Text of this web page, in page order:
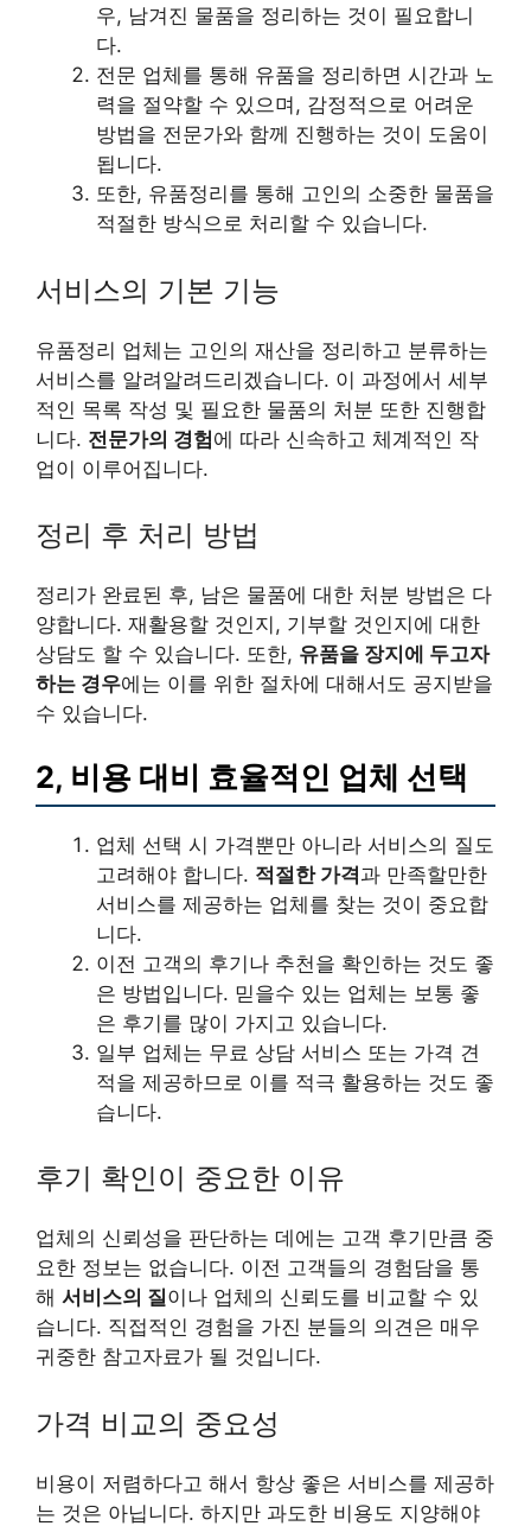
우, 남겨진 물품을 정리하는 것이 필요합니
다.
전문 업체를 통해 유품을 정리하면 시간과 노
력을 절약할 수 있으며, 감정적으로 어려운
방법을 전문가와 함께 진행하는 것이 도움이
됩니다.
또한, 유품정리를 통해 고인의 소중한 물품을
적절한 방식으로 처리할 수 있습니다.
서비스의 기본 기능
유품정리 업체는 고인의 재산을 정리하고 분류하는
서비스를 알려알려드리겠습니다. 이 과정에서 세부
적인 목록 작성 및 필요한 물품의 처분 또한 진행합
니다. 전문가의 경험에 따라 신속하고 체계적인 작
업이 이루어집니다.
정리 후 처리 방법
정리가 완료된 후, 남은 물품에 대한 처분 방법은 다
양합니다. 재활용할 것인지, 기부할 것인지에 대한
상담도 할 수 있습니다. 또한, 유품을 장지에 두고자
하는 경우에는 이를 위한 절차에 대해서도 공지받을
수 있습니다.
2, 비용 대비 효율적인 업체 선택
업체 선택 시 가격뿐만 아니라 서비스의 질도
고려해야 합니다. 적절한 가격과 만족할만한
서비스를 제공하는 업체를 찾는 것이 중요합
니다.
이전 고객의 후기나 추천을 확인하는 것도 좋
은 방법입니다. 믿을수 있는 업체는 보통 좋
은 후기를 많이 가지고 있습니다.
일부 업체는 무료 상담 서비스 또는 가격 견
적을 제공하므로 이를 적극 활용하는 것도 좋
습니다.
후기 확인이 중요한 이유
업체의 신뢰성을 판단하는 데에는 고객 후기만큼 중
요한 정보는 없습니다. 이전 고객들의 경험담을 통
해 서비스의 질이나 업체의 신뢰도를 비교할 수 있
습니다. 직접적인 경험을 가진 분들의 의견은 매우
귀중한 참고자료가 될 것입니다.
가격 비교의 중요성
비용이 저렴하다고 해서 항상 좋은 서비스를 제공하
는 것은 아닙니다. 하지만 과도한 비용도 지양해야